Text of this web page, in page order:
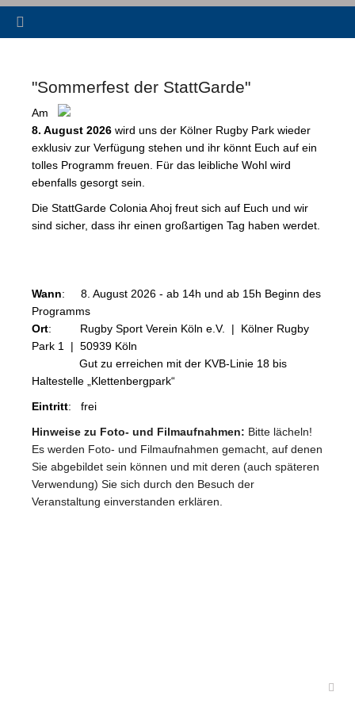
"Sommerfest der StattGarde"
Am
8. August 2026 wird uns der Kölner Rugby Park wieder
exklusiv zur Verfügung stehen und ihr könnt Euch auf ein
tolles Programm freuen. Für das leibliche Wohl wird
ebenfalls gesorgt sein
Die StattGarde Colonia Ahoj freut sich auf Euch und wir
sind sicher, dass ihr einen großartigen Tag haben werdet.
Wann: 8. August 2026 - ab 14h und ab 15h Beginn des
Programms
Ort: Rugby Sport Verein Köln e.V. | Kölner Rugby
Park 1 | 50939 Köln
Gut zu erreichen mit der KVB-Linie 18 bis
Haltestelle „Klettenbergpark“
Eintritt: frei
Hinweise zu Foto- und Filmaufnahmen: Bitte lächeln!
Es werden Foto- und Filmaufnahmen gemacht, auf denen
Sie abgebildet sein können und mit deren (auch späteren
Verwendung) Sie sich durch den Besuch der
Veranstaltung einverstanden erklären.